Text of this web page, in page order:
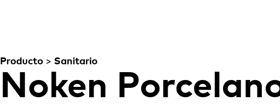
Producto > Sanitario
Noken